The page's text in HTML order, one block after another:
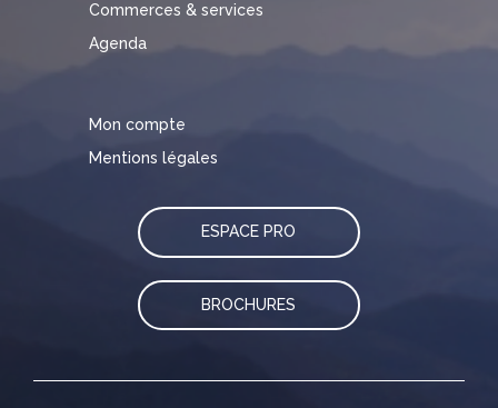
Commerces & services
Agenda
Mon compte
Mentions légales
ESPACE PRO
BROCHURES